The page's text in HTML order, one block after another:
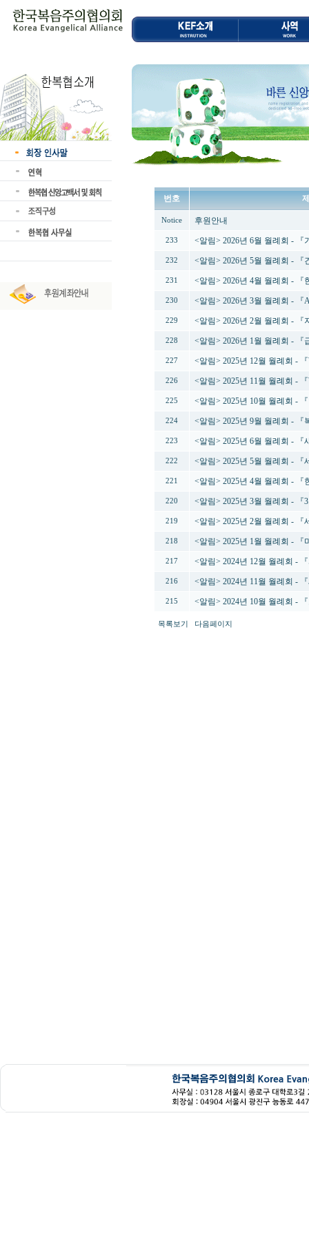
번호
Notice 후원안내
233 <알림> 2026년 6월 월례회 - 『
232 <알림> 2026년 5월 월례회 - 『
231 <알림> 2026년 4월 월례회 - 『
230 <알림> 2026년 3월 월례회 -
229 <알림> 2026년 2월 월례회 -
228 <알림> 2026년 1월 월례회 -
227 <알림> 2025년 12월 월례회 -
226 <알림> 2025년 11월 월례회 -
225 <알림> 2025년 10월 월례회 -
224 <알림> 2025년 9월 월례회 -
223 <알림> 2025년 6월 월례회 -
222 <알림> 2025년 5월 월례회 -
221 <알림> 2025년 4월 월례회 -
220 <알림> 2025년 3월 월례회 - 『
219 <알림> 2025년 2월 월례회 -
218 <알림> 2025년 1월 월례회 -
217 <알림> 2024년 12월 월례회 -
216 <알림> 2024년 11월 월례회 -
215 <알림> 2024년 10월 월례회 -
목록보기 다음페이지